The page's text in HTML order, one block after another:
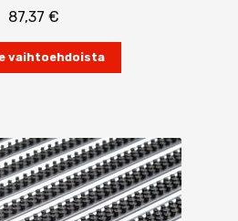
87,37 €
vaihtoehdoista
tuotteella
Voit
tehdä
valinnat
tuotteen